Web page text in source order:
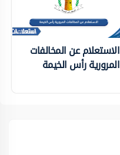
الاستعلام عن المخالفات
المرورية رأس الخيمة